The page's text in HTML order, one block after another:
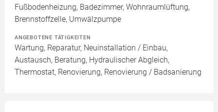
Fußbodenheizung, Badezimmer, Wohnraumlüftung,
Brennstoffzelle, Umwälzpumpe
ANGEBOTENE TÄTIGKEITEN
Wartung, Reparatur, Neuinstallation / Einbau,
Austausch, Beratung, Hydraulischer Abgleich,
Thermostat, Renovierung, Renovierung / Badsanierung